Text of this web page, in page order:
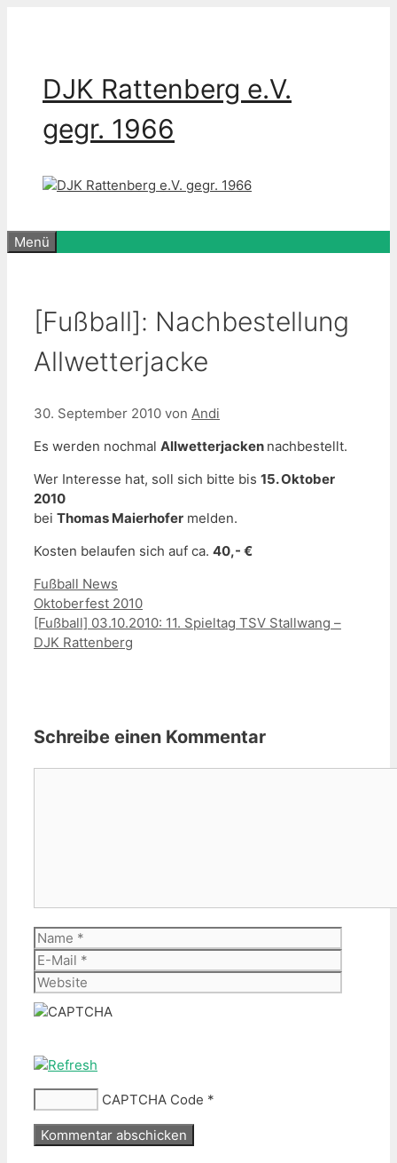
DJK Rattenberg e.V.
gegr. 1966
Menü
[Fußball]: Nachbestellung
Allwetterjacke
30. September 2010 von Andi
Es werden nochmal Allwetterjacken nachbestellt.
Wer Interesse hat, soll sich bitte bis 15. Oktober
2010
bei Thomas Maierhofer melden.
Kosten belaufen sich auf ca. 40,- €
Kategorien
Fußball News
Oktoberfest 2010
[Fußball] 03.10.2010: 11. Spieltag TSV Stallwang –
DJK Rattenberg
Schreibe einen Kommentar
Name
Mail
CAPTCHA Code *